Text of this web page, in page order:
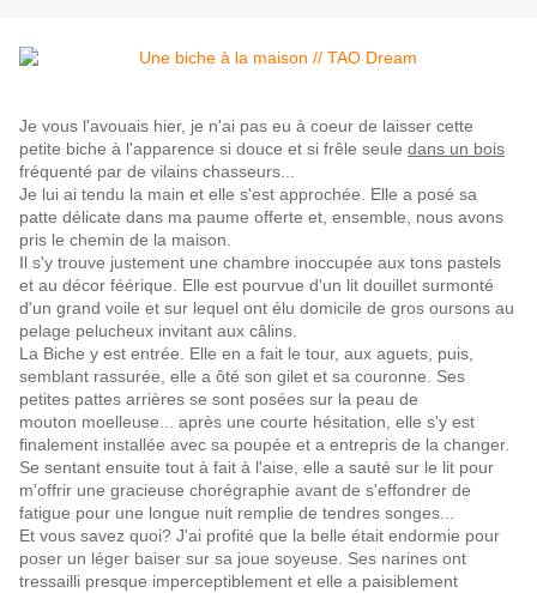
Je vous l'avouais hier, je n'ai pas eu à coeur de laisser cette
petite biche à l'apparence si douce et si frêle seule dans un bois
fréquenté par de vilains chasseurs...
Je lui ai tendu la main et elle s'est approchée. Elle a posé sa
patte délicate dans ma paume offerte et, ensemble, nous avons
pris le chemin de la maison.
Il s'y trouve justement une chambre inoccupée aux tons pastels
et au décor féérique. Elle est pourvue d'un lit douillet surmonté
d'un grand voile et sur lequel ont élu domicile de gros oursons au
pelage pelucheux invitant aux câlins.
La Biche y est entrée. Elle en a fait le tour, aux aguets, puis,
semblant rassurée, elle a ôté son gilet et sa couronne. Ses
petites pattes arrières se sont posées sur la peau de
mouton moelleuse... après une courte hésitation, elle s'y est
finalement installée avec sa poupée et a entrepris de la changer.
Se sentant ensuite tout à fait à l'aise, elle a sauté sur le lit pour
m'offrir une gracieuse chorégraphie avant de s'effondrer de
fatigue pour une longue nuit remplie de tendres songes...
Et vous savez quoi? J'ai profité que la belle était endormie pour
poser un léger baiser sur sa joue soyeuse. Ses narines ont
tressailli presque imperceptiblement et elle a paisiblement